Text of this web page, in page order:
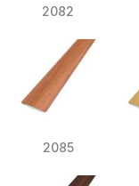
2082
2085